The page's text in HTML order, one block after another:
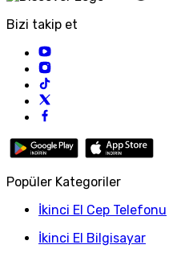
Bizi takip et
Popüler Kategoriler
İkinci El Cep Telefonu
İkinci El Bilgisayar